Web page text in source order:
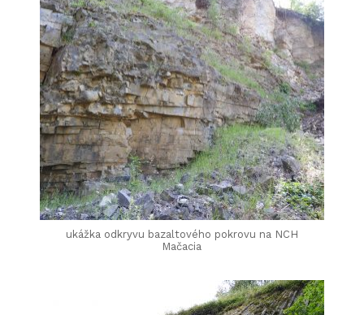
ukážka odkryvu bazaltového pokrovu na NCH
Mačacia